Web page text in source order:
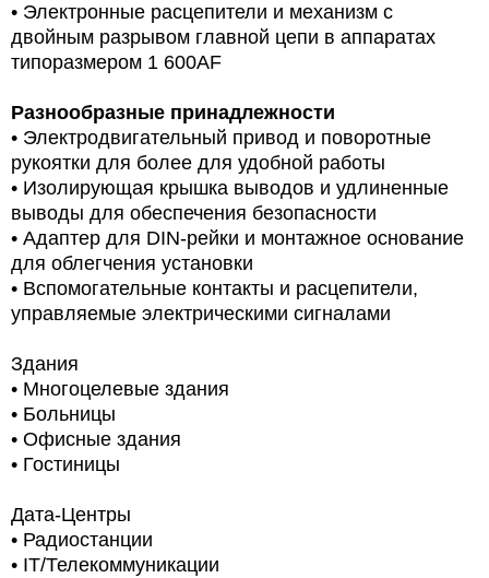
• Электронные расцепители и механизм с
двойным разрывом главной цепи в аппаратах
типоразмером 1 600AF
Разнообразные принадлежности
• Электродвигательный привод и поворотные
рукоятки для более для удобной работы
• Изолирующая крышка выводов и удлиненные
выводы для обеспечения безопасности
• Адаптер для DIN-рейки и монтажное основание
для облегчения установки
• Вспомогательные контакты и расцепители,
управляемые электрическими сигналами
Здания
• Многоцелевые здания
• Больницы
• Офисные здания
• Гостиницы
Дата-Центры
• Радиостанции
• IT/Телекоммуникации